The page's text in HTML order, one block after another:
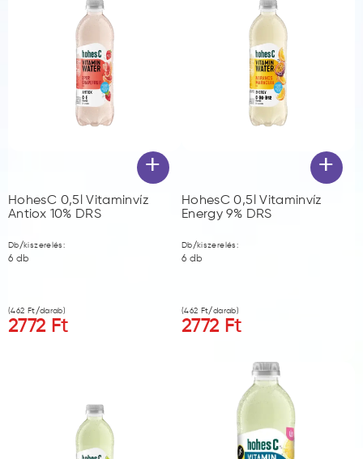
+
HohesC 0,5l Vitaminvíz
Antiox 10% DRS
Db/kiszerelés:
6 db
(462 Ft/darab)
2772 Ft
+
HohesC 0,5l Vitaminvíz
Energy 9% DRS
Db/kiszerelés:
6 db
(462 Ft/darab)
2772 Ft